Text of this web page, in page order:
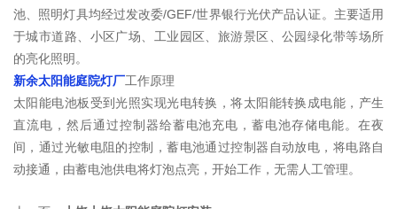
池、照明灯具均经过发改委/GEF/世界银行光伏产品认证。主要适用
于城市道路、小区广场、工业园区、旅游景区、公园绿化带等场所
的亮化照明。
新余太阳能庭院灯厂工作原理
太阳能电池板受到光照实现光电转换，将太阳能转换成电能，产生
直流电，然后通过控制器给蓄电池充电，蓄电池存储电能。在夜
间，通过光敏电阻的控制，蓄电池通过控制器自动放电，将电路自
动接通，由蓄电池供电将灯泡点亮，开始工作，无需人工管理。